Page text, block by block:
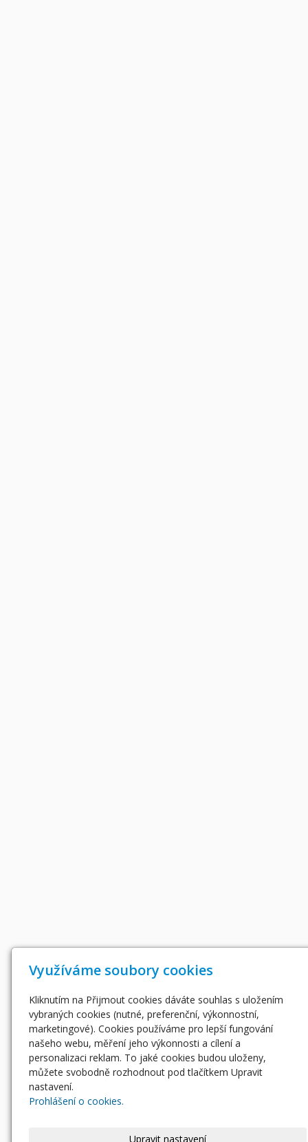
Využíváme soubory cookies
Kliknutím na Přijmout cookies dáváte souhlas s uložením
vybraných cookies (nutné, preferenční, výkonnostní,
marketingové). Cookies používáme pro lepší fungování
našeho webu, měření jeho výkonnosti a cílení a
personalizaci reklam. To jaké cookies budou uloženy,
můžete svobodně rozhodnout pod tlačítkem Upravit
nastavení.
Prohlášení o cookies.
Upravit nastavení